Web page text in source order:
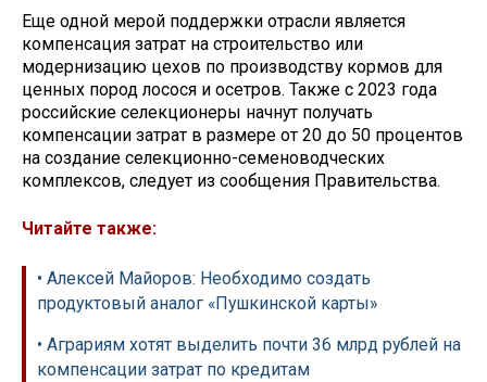
Еще одной мерой поддержки отрасли является
компенсация затрат на строительство или
модернизацию цехов по производству кормов для
ценных пород лосося и осетров. Также с 2023 года
российские селекционеры начнут получать
компенсации затрат в размере от 20 до 50 процентов
на создание селекционно-семеноводческих
комплексов, следует из сообщения Правительства.
Читайте также:
• Алексей Майоров: Необходимо создать
продуктовый аналог «Пушкинской карты»
• Аграриям хотят выделить почти 36 млрд рублей на
компенсации затрат по кредитам